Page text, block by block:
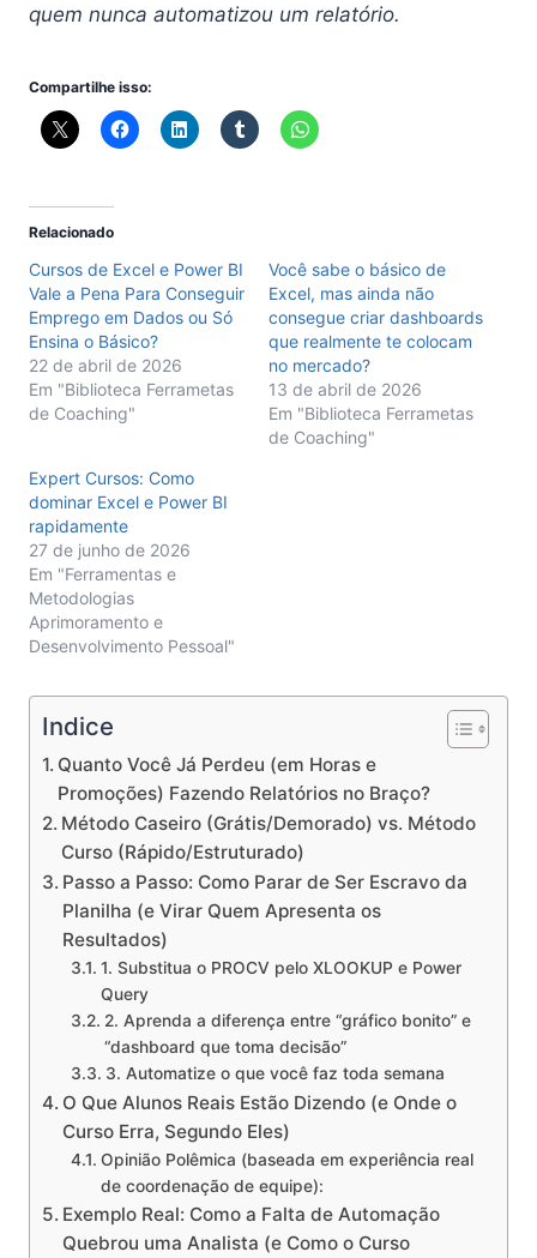
quem nunca automatizou um relatório.
Compartilhe isso:
Relacionado
Cursos de Excel e Power BI
Vale a Pena Para Conseguir
Emprego em Dados ou Só
Ensina o Básico?
22 de abril de 2026
Em "Biblioteca Ferrametas
de Coaching"
Você sabe o básico de
Excel, mas ainda não
consegue criar dashboards
que realmente te colocam
no mercado?
13 de abril de 2026
Em "Biblioteca Ferrametas
de Coaching"
Expert Cursos: Como
dominar Excel e Power BI
rapidamente
27 de junho de 2026
Em "Ferramentas e
Metodologias
Aprimoramento e
Desenvolvimento Pessoal"
Indice
Quanto Você Já Perdeu (em Horas e
Promoções) Fazendo Relatórios no Braço?
Método Caseiro (Grátis/Demorado) vs. Método
Curso (Rápido/Estruturado)
Passo a Passo: Como Parar de Ser Escravo da
Planilha (e Virar Quem Apresenta os
Resultados)
1. Substitua o PROCV pelo XLOOKUP e Power
Query
2. Aprenda a diferença entre “gráfico bonito” e
“dashboard que toma decisão”
3. Automatize o que você faz toda semana
O Que Alunos Reais Estão Dizendo (e Onde o
Curso Erra, Segundo Eles)
Opinião Polêmica (baseada em experiência real
de coordenação de equipe):
Exemplo Real: Como a Falta de Automação
Quebrou uma Analista (e Como o Curso